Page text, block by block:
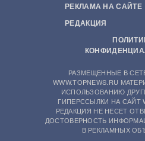
РЕКЛАМА НА САЙТЕ
РЕДАКЦИЯ
РАЗМЕЩЕННЫЕ В
WWW.TOPNEWS.RU
ИСПОЛЬЗОВАНИЮ
ГИПЕРССЫЛКИ НА САЙТ
РЕДАКЦИЯ НЕ НЕСЕТ
ДОСТОВЕРНОСТЬ
В РЕКЛАМНЫХ